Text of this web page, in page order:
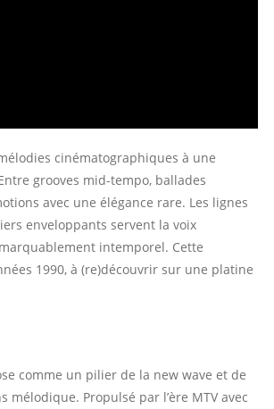
cinématographiques à une
grooves mid-tempo, ballades
avec une élégance rare. Les lignes
enveloppants servent la voix
intemporel. Cette
1990, à (re)découvrir sur une platine
comme un pilier de la new wave et de
Propulsé par l’ère MTV avec